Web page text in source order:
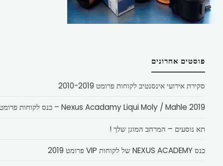
פוסטים אחרונים
סקירת אירועי אינסנטיב לקוחות פרומט 2010-2019
Nexus Acadamy Liqui Moly / Mahle 2019 – כנס לקוחות פרומט
תא נוסעים – המרחב המוגן שלך !
כנס NEXUS ACADEMY של לקוחות VIP פרומט 2019